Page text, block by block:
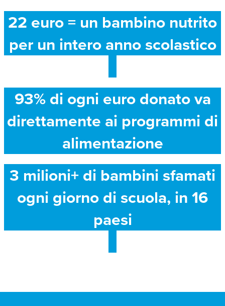
22 euro = un bambino nutrito
per un intero anno scolastico
93% di ogni euro donato va
direttamente ai programmi di
alimentazione
3 milioni+ di bambini sfamati
ogni giorno di scuola, in 16
paesi